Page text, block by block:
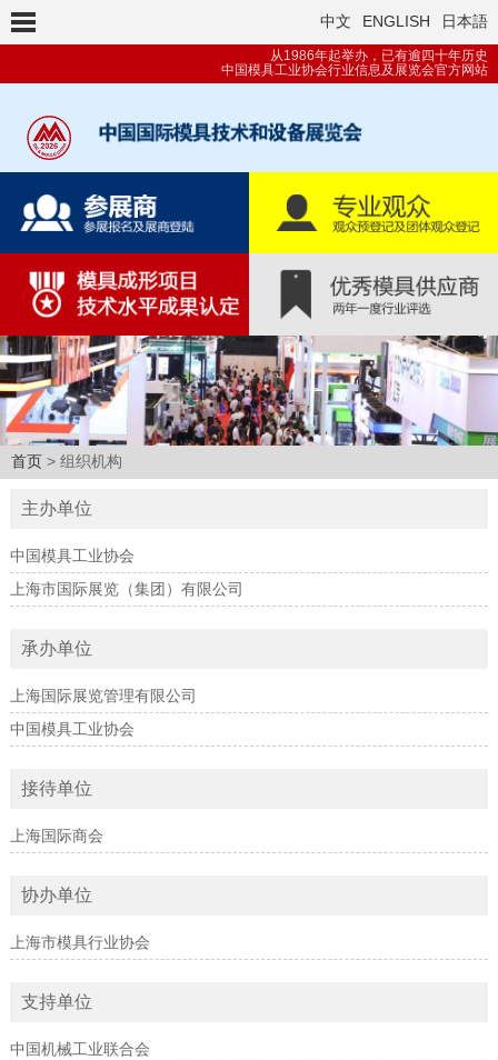
中文 ENGLISH 日本語
从1986年起举办，已有逾四十年历史
中国模具工业协会行业信息及展览会官方网站
首页 > 组织机构
主办单位
中国模具工业协会
上海市国际展览（集团）有限公司
承办单位
上海国际展览管理有限公司
中国模具工业协会
接待单位
上海国际商会
协办单位
上海市模具行业协会
支持单位
中国机械工业联合会